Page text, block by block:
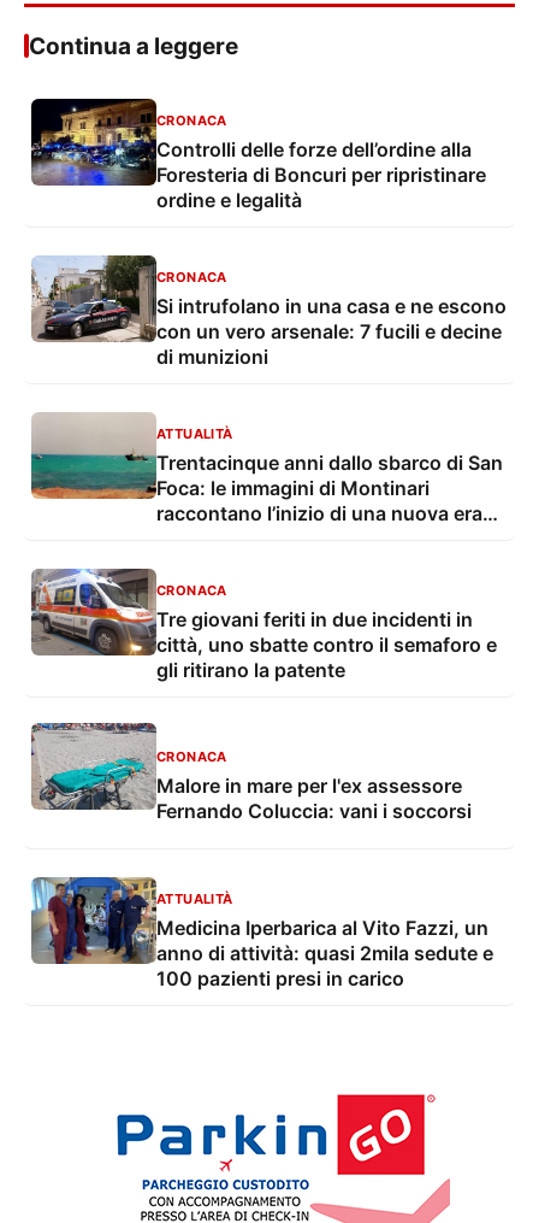
Continua a leggere
CRONACA
Controlli delle forze dell’ordine alla
Foresteria di Boncuri per ripristinare
ordine e legalità
CRONACA
Si intrufolano in una casa e ne escono
con un vero arsenale: 7 fucili e decine
di munizioni
ATTUALITÀ
Trentacinque anni dallo sbarco di San
Foca: le immagini di Montinari
raccontano l’inizio di una nuova era
CRONACA
Tre giovani feriti in due incidenti in
città, uno sbatte contro il semaforo e
gli ritirano la patente
CRONACA
Malore in mare per l'ex assessore
Fernando Coluccia: vani i soccorsi
ATTUALITÀ
Medicina Iperbarica al Vito Fazzi, un
anno di attività: quasi 2mila sedute e
100 pazienti presi in carico